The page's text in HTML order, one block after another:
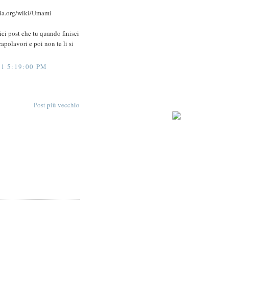
wiki/Umami
post che tu quando finisci
e poi non te li si
5:19:00 PM
Post più vecchio